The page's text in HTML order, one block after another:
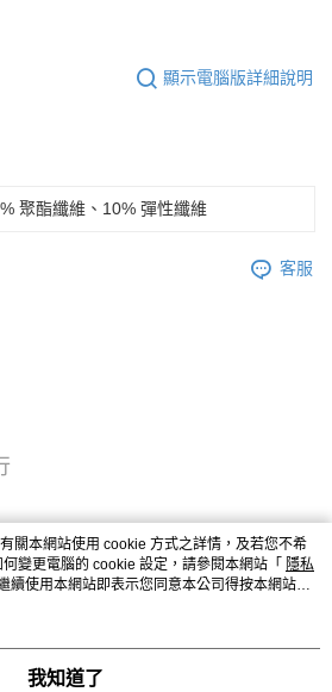
顯示電腦版詳細說明
聚酯纖維、10% 彈性纖維
客服
關本網站使用 cookie 方式之詳情，及若您不希
變更電腦的 cookie 設定，請參閱本網站「 隱私
續使用本網站即表示您同意本公司得按本網站使
。
我知道了